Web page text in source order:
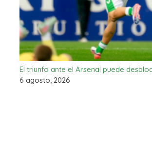
El triunfo ante el Arsenal puede
6 agosto, 2026